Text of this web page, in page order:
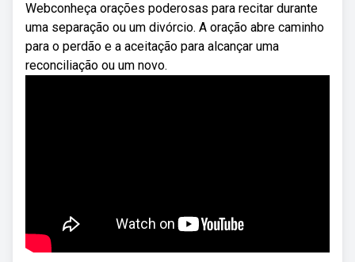
Webconheça orações poderosas para recitar durante
uma separação ou um divórcio. A oração abre caminho
para o perdão e a aceitação para alcançar uma
reconciliação ou um novo.